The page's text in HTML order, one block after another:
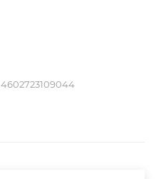
4602723109044